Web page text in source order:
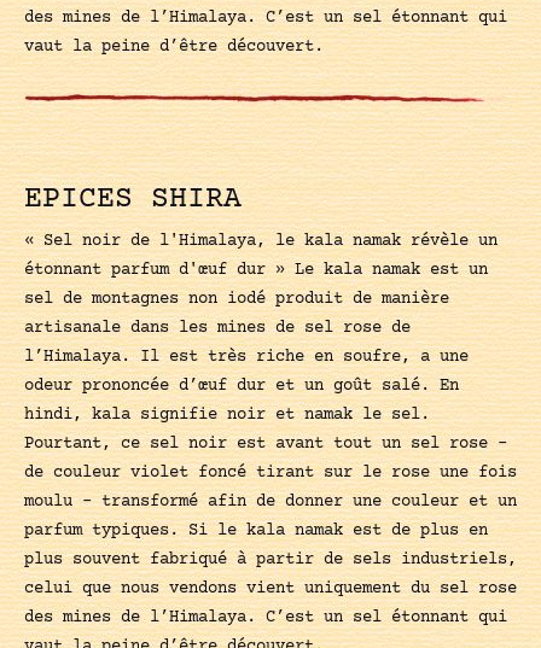
des mines de l’Himalaya. C’est un sel étonnant qui
vaut la peine d’être découvert.
EPICES SHIRA
« Sel noir de l'Himalaya, le kala namak révèle un
étonnant parfum d'œuf dur » Le kala namak est un
sel de montagnes non iodé produit de manière
artisanale dans les mines de sel rose de
l’Himalaya. Il est très riche en soufre, a une
odeur prononcée d’œuf dur et un goût salé. En
hindi, kala signifie noir et namak le sel.
Pourtant, ce sel noir est avant tout un sel rose –
de couleur violet foncé tirant sur le rose une fois
moulu – transformé afin de donner une couleur et un
parfum typiques. Si le kala namak est de plus en
plus souvent fabriqué à partir de sels industriels,
celui que nous vendons vient uniquement du sel rose
des mines de l’Himalaya. C’est un sel étonnant qui